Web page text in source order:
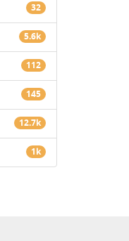
32
5.6k
112
145
12.7k
1k